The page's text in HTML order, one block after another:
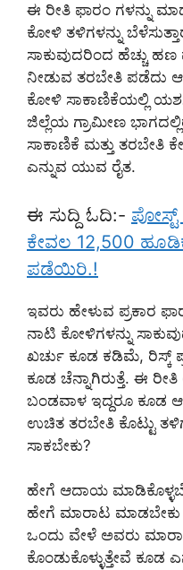
ಈ ರೀತಿ ಫಾರಂ ಗಳನ್ನು
ಕೋಳಿ ತಳಿಗಳನ್ನು
ಸಾಕುವುದರಿಂದ ಹೆಚ್ಚು
ನೀಡುವ ತರಬೇತಿ ಪಡೆದು ಆ
ಕೋಳಿ ಸಾಕಾಣಿಕೆಯಲ್ಲಿ
ಜಿಲ್ಲೆಯ ಗ್ರಾಮೀಣ
ಸಾಕಾಣಿಕೆ ಮತ್ತು ತರಬೇತಿ
ಎನ್ನುವ ಯುವ ರೈತ.
ಈ ಸುದ್ದಿ ಓದಿ:- ಪೋಸ್ಟ್
ಕೇವಲ 12,500
ಪಡೆಯಿರಿ.!
ಇವರು ಹೇಳುವ ಪ್ರಕಾರ
ನಾಟಿ ಕೋಳಿಗಳನ್ನು
ಖರ್ಚು ಕೂಡ ಕಡಿಮೆ, ರಿಸ್ಕ್
ಕೂಡ ಚೆನ್ನಾಗಿರುತ್ತೆ. ಈ
ಬಂಡವಾಳ ಇದ್ದರೂ ಕೂಡ
ಉಚಿತ ತರಬೇತಿ ಕೊಟ್ಟು
ಸಾಕಬೇಕು?
ಹೇಗೆ ಆದಾಯ
ಹೇಗೆ ಮಾರಾಟ
ಒಂದು ವೇಳೆ ಅವರು
ಕೊಂಡುಕೊಳ್ಳುತ್ತೇವೆ ಕೂಡ